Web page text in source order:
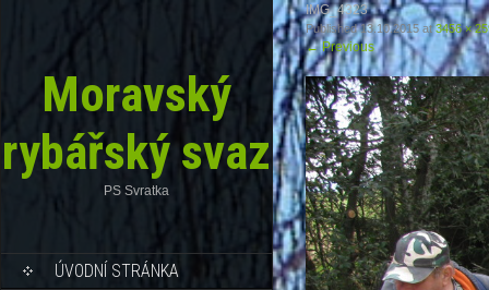
Moravský
rybářský svaz
PS Svratka
ÚVODNÍ STRÁNKA
IMG_4323
Published13.10.2015 at3456 ×
←Previous